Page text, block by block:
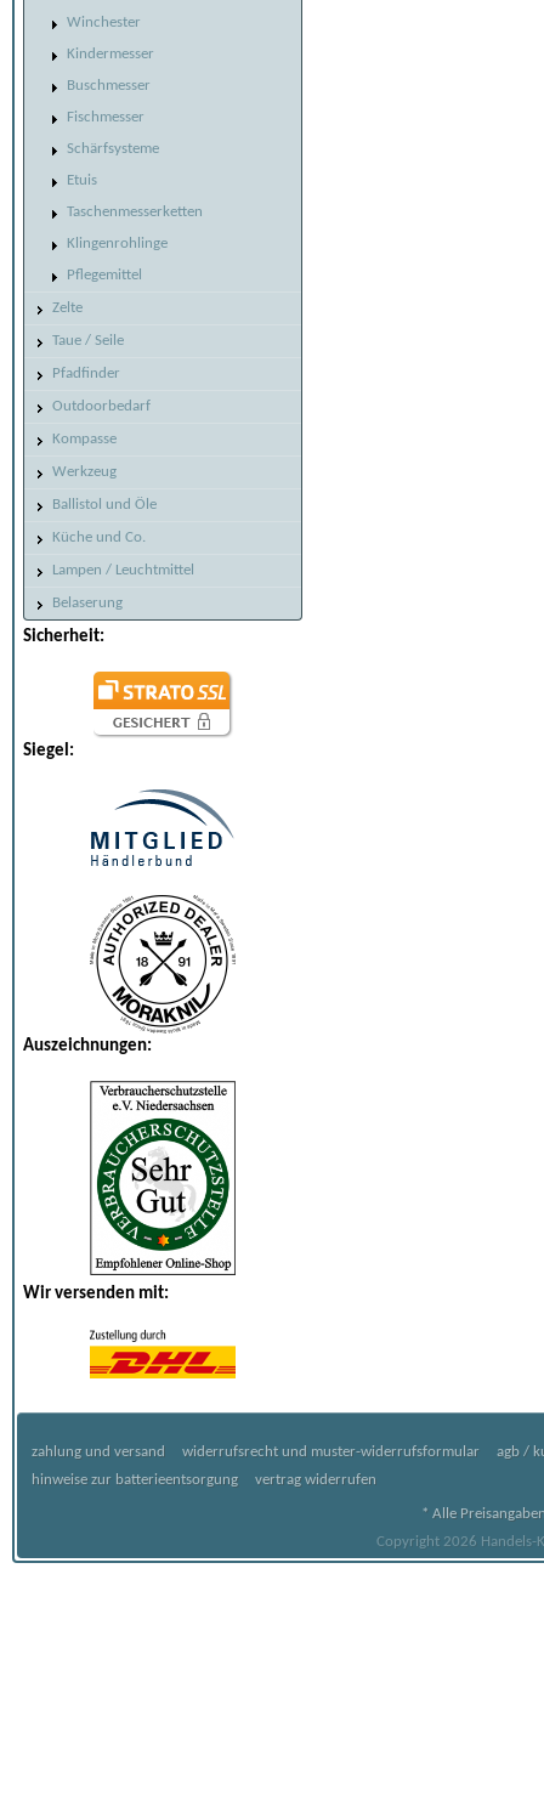
Winchester
Kindermesser
Buschmesser
Fischmesser
Schärfsysteme
Etuis
Taschenmesserketten
Klingenrohlinge
Pflegemittel
Zelte
Taue / Seile
Pfadfinder
Outdoorbedarf
Kompasse
Werkzeug
Ballistol und Öle
Küche und Co.
Lampen / Leuchtmittel
Belaserung
Sicherheit:
Siegel:
Auszeichnungen:
Wir versenden mit:
zahlung und versand widerrufsrecht und muster-widerrufsformular
agb /
hinweise zur batterieentsorgung
vertrag widerrufen
* Alle
Copyright 2026 Handels-